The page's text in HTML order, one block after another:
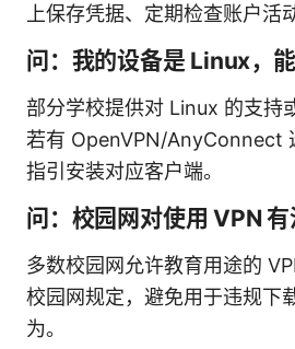
上保存凭据、定期检查账户活
问：我的设备是 Linux，
部分学校提供对 Linux 的支持
若有 OpenVPN/AnyConnect
指引安装对应客户端。
问：校园网对使用 VPN 有
多数校园网允许教育用途的
校园网规定，避免用于违规下
为。